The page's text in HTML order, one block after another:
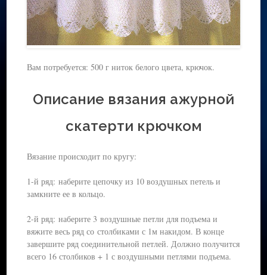
Вам потребуется: 500 г ниток белого цвета, крючок.
Описание вязания ажурной
скатерти крючком
Вязание происходит по кругу:
1-й ряд: наберите цепочку из 10 воздушных петель и
замкните ее в кольцо.
2-й ряд: наберите 3 воздушные петли для подъема и
вяжите весь ряд со столбиками с 1м накидом. В конце
завершите ряд соединительной петлей. Должно получится
всего 16 столбиков + 1 с воздушными петлями подъема.